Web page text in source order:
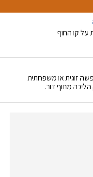
על קו החוף
זוגית או משפחתית
מחוף דור.